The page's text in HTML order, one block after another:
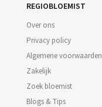
REGIOBLOEMIST
Over ons
Privacy policy
Algemene voorwaarden
Zakelijk
Zoek bloemist
Blogs & Tips